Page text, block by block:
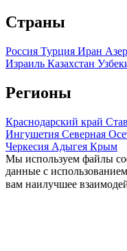
Страны
Россия Турция Иран
Израиль Казахстан
Регионы
Краснодарский край
Ингушетия Северная
Черкесия Адыгея Крым
Мы используем файлы
данные с
вам наилучшее